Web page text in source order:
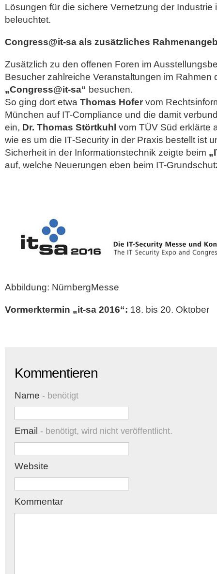
Lösungen für die sichere Vernetzung der Industrie
beleuchtet.
Congress@it-sa als zusätzliches
Zusätzlich zu den offenen Foren im
Besucher zahlreiche Veranstaltungen im Rahmen
„Congress@it-sa“ besuchen.
So ging dort etwa Thomas Hofer vom
München auf IT-Compliance und die damit
ein, Dr. Thomas Störtkuhl vom TÜV Süd erklärte
wie es um die IT-Security in der Praxis bestellt ist
Sicherheit in der Informationstechnik zeigte beim
auf, welche Neuerungen eben beim IT-
Abbildung: NürnbergMesse
Vormerktermin „it-sa 2016“: 18. bis 20. Oktober
Kommentieren
Name - benötigt
Email - benötigt, wird nicht veröffentlicht.
Website
Kommentar